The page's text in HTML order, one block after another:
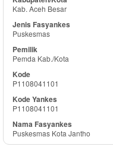
Kab. Aceh Besar
Puskesmas
Pemda Kab./Kota
P1108041101
P1108041101
Puskesmas Kota Jantho